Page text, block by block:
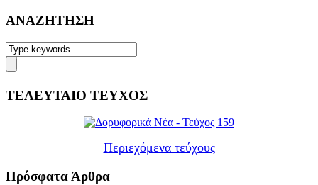
ΑΝΑΖΗΤΗΣΗ
ΤΕΛΕΥΤΑΙΟ ΤΕΥΧΟΣ
Περιεχόμενα τεύχους
Πρόσφατα Άρθρα